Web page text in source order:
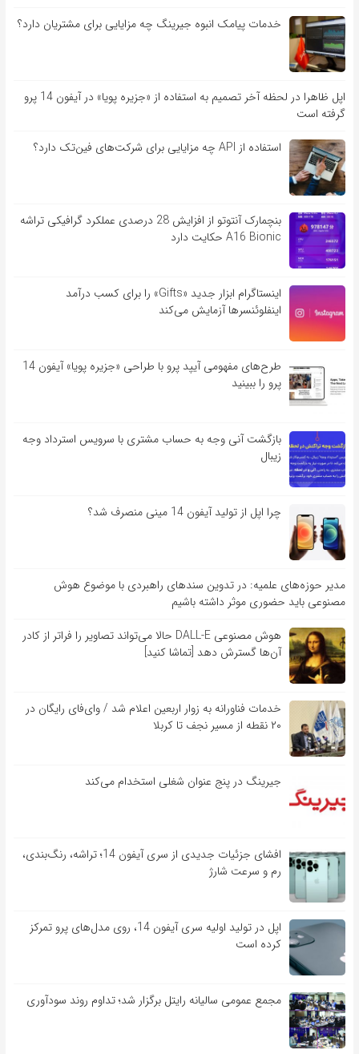
خدمات پیامک انبوه جیرینگ چه مزایایی برای مشتریان دارد؟
اپل ظاهرا در لحظه آخر تصمیم به استفاده از «جزیره پویا» در آیفون 14 پرو
گرفته است
استفاده از API چه مزایایی برای شرکت‌های فین‌تک دارد؟
بنچمارک آنتوتو از افزایش 28 درصدی عملکرد گرافیکی تراشه
A16 Bionic حکایت دارد
اینستاگرام ابزار جدید «Gifts» را برای کسب درآمد
اینفلوئنسرها آزمایش می‌کند
طرح‌های مفهومی آیپد پرو با طراحی «جزیره پویا» آیفون 14
پرو را ببینید
بازگشت آنی وجه به حساب مشتری با سرویس استرداد وجه
زیبال
چرا اپل از تولید آیفون 14 مینی منصرف شد؟
مدیر حوزه‌های علمیه: در تدوین سندهای راهبردی با موضوع هوش
مصنوعی باید حضوری موثر داشته باشیم
هوش مصنوعی DALL-E حالا می‌تواند تصاویر را فراتر از کادر
آن‌ها گسترش دهد [تماشا کنید]
خدمات فناورانه به زوار اربعین اعلام شد / وای‌فای رایگان در
۲۰ نقطه از مسیر نجف تا کربلا
جیرینگ در پنج عنوان شغلی استخدام می‌کند
افشای جزئیات جدیدی از سری آیفون 14؛ تراشه، رنگ‌بندی،
رم و سرعت شارژ
اپل در تولید اولیه سری آیفون 14، روی مدل‌های پرو تمرکز
کرده است
مجمع عمومی سالیانه رایتل برگزار شد؛ تداوم روند سودآوری